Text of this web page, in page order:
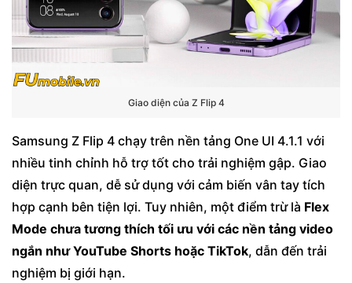
Giao diện của Z Flip 4
Samsung Z Flip 4 chạy trên nền tảng One UI 4.1.1 với
nhiều tinh chỉnh hỗ trợ tốt cho trải nghiệm gập. Giao
diện trực quan, dễ sử dụng với cảm biến vân tay tích
hợp cạnh bên tiện lợi. Tuy nhiên, một điểm trừ là Flex
Mode chưa tương thích tối ưu với các nền tảng video
ngắn như YouTube Shorts hoặc TikTok, dẫn đến trải
nghiệm bị giới hạn.